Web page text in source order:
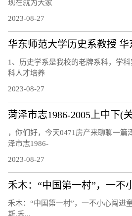
现在就为大家
2023-08-27
华东师范大学历史系教授
1、历史学系是我校的老牌系科，学
科人才培养
2023-08-27
，你们好，今天0471房产来聊聊一篇
泽市志1986-
2023-08-27
禾木：“中国第一村”，一不
禾木：“中国第一村”，一不小心闯进
斯,禾...